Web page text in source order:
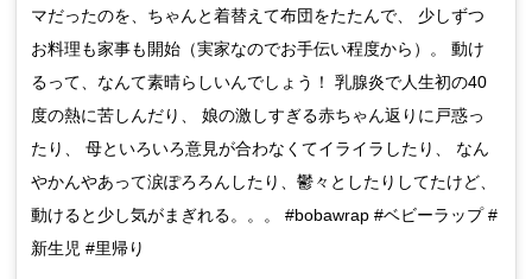
マだったのを、ちゃんと着替えて布団をたたんで、 少しずつ
お料理も家事も開始（実家なのでお手伝い程度から）。 動け
るって、なんて素晴らしいんでしょう！ 乳腺炎で人生初の40
度の熱に苦しんだり、 娘の激しすぎる赤ちゃん返りに戸惑っ
たり、 母といろいろ意見が合わなくてイライラしたり、 なん
やかんやあって涙ぽろろんしたり、鬱々としたりしてたけど、
動けると少し気がまぎれる。。。 #bobawrap #ベビーラップ #
新生児 #里帰り